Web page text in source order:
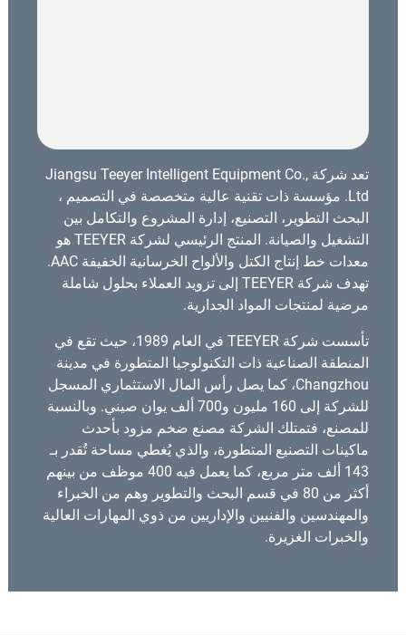
تعد شركة Jiangsu Teeyer Intelligent Equipment Co.,
Ltd. مؤسسة ذات تقنية عالية متخصصة في التصميم ،
البحث التطوير، التصنيع، إدارة المشروع والتكامل بين
التشغيل والصيانة. المنتج الرئيسي لشركة TEEYER هو
معدات خط إنتاج الكتل والألواح الخرسانية الخفيفة AAC.
تهدف شركة TEEYER إلى تزويد العملاء بحلول شاملة
مرضية لمنتجات المواد الجدارية.
تأسست شركة TEEYER في العام 1989، حيث تقع في
المنطقة الصناعية ذات التكنولوجيا المتطورة في مدينة
Changzhou، كما يصل رأس المال الاستثماري المسجل
للشركة إلى 160 مليون و700 ألف يوان صيني. وبالنسبة
للمصنع، فتمتلك الشركة مصنع ضخم مزود بأحدث
ماكينات التصنيع المتطورة، والذي يُغطي مساحة تُقدر بـ
143 ألف متر مربع، كما يعمل فيه 400 موظف من بينهم
أكثر من 80 في قسم البحث والتطوير وهم من الخبراء
والمهندسين والفنيين والإداريين من ذوي المهارات العالية
والخبرات الغزيرة.